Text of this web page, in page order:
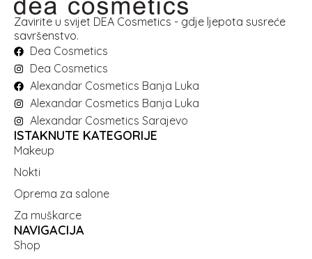
Zavirite u svijet DEA Cosmetics - gdje ljepota susreće
savršenstvo.
Dea Cosmetics
Dea Cosmetics
Alexandar Cosmetics Banja Luka
Alexandar Cosmetics Banja Luka
Alexandar Cosmetics Sarajevo
ISTAKNUTE KATEGORIJE
Makeup
Nokti
Oprema za salone
Za muškarce
NAVIGACIJA
Shop